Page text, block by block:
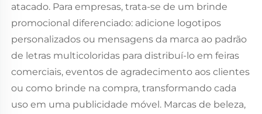
atacado. Para empresas, trata-se de um brinde
promocional diferenciado: adicione logotipos
personalizados ou mensagens da marca ao padrão
de letras multicoloridas para distribuí-lo em feiras
comerciais, eventos de agradecimento aos clientes
ou como brinde na compra, transformando cada
uso em uma publicidade móvel. Marcas de beleza,